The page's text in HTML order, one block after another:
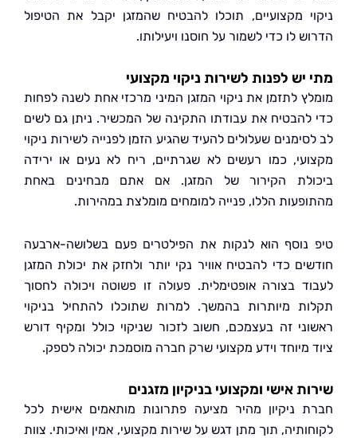
מקצועיים, תוכלו להבטיח שהמזגן יקבל את הטיפול
לו כדי לשמור על חוסנו ויעילותו.
לפנות לשירות ניקוי מקצועי
לתזמן את ניקוי המזגן המיני מרכזי אחת לשנה לפחות
את עבודתו התקינה של המכשיר. ניתן גם לשים
שעלולים להעיד שהגיע הזמן לפנייה לשירות ניקוי
כמו רעשים לא שגרתיים, ריח לא נעים או ירידה
הקירור של המזגן. אם אתם מבחינים באחת
הללו, פנייה למומחים מומלצת במהירות.
הוא לנקות את הפילטרים פעם בשלושה-ארבעה
כדי להבטיח אוויר נקי יותר ולחזק את יכולת המזגן
בצורה אופטימלית. פעולה זו פשוטה ויכולה לחסוך
מיותרות בהמשך. למרות שתוכלו להתחיל בניקוי
זה בעצמכם, חשוב לזכור שניקוי כולל ומקיף דורש
מיוחד וידע מקצועי שרק חברה מוסמכת יכולה לספק.
אישי ומקצועי בניקיון מזגנים
ניקיון מהיר מציעה פתרונות מותאמים אישית לכל
תוך מתן דגש על שירות מקצועי, אמין ואיכותי. צוות